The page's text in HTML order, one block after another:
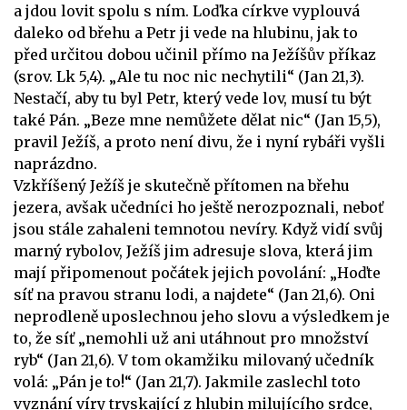
a jdou lovit spolu s ním. Loďka církve vyplouvá
daleko od břehu a Petr ji vede na hlubinu, jak to
před určitou dobou učinil přímo na Ježíšův příkaz
(srov. Lk 5,4). „Ale tu noc nic nechytili“ (Jan 21,3).
Nestačí, aby tu byl Petr, který vede lov, musí tu být
také Pán. „Beze mne nemůžete dělat nic“ (Jan 15,5),
pravil Ježíš, a proto není divu, že i nyní rybáři vyšli
naprázdno.
Vzkříšený Ježíš je skutečně přítomen na břehu
jezera, avšak učedníci ho ještě nerozpoznali, neboť
jsou stále zahaleni temnotou nevíry. Když vidí svůj
marný rybolov, Ježíš jim adresuje slova, která jim
mají připomenout počátek jejich povolání: „Hoďte
síť na pravou stranu lodi, a najdete“ (Jan 21,6). Oni
neprodleně uposlechnou jeho slovu a výsledkem je
to, že síť „nemohli už ani utáhnout pro množství
ryb“ (Jan 21,6). V tom okamžiku milovaný učedník
volá: „Pán je to!“ (Jan 21,7). Jakmile zaslechl toto
vyznání víry tryskající z hlubin milujícího srdce,